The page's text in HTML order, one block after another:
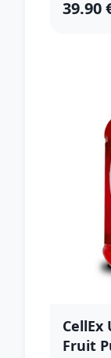
39.90
CellEx
Fruit